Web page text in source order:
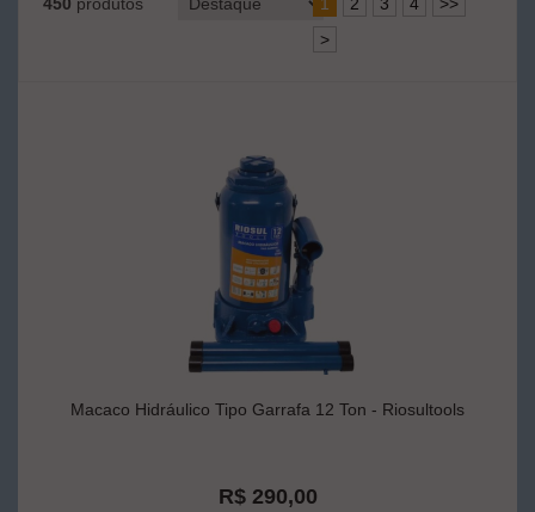
>
Macaco Hidráulico Tipo Garrafa 12 Ton - Riosultools
R$ 290,00